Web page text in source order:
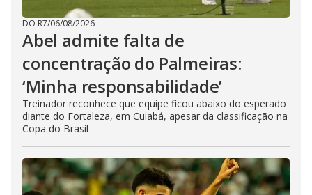
DO R7/06/08/2026
Abel admite falta de
concentração do Palmeiras:
‘Minha responsabilidade’
Treinador reconhece que equipe ficou abaixo do esperado
diante do Fortaleza, em Cuiabá, apesar da classificação na
Copa do Brasil